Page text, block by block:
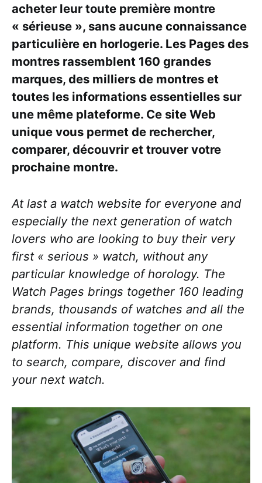
acheter leur toute première montre
« sérieuse », sans aucune connaissance
particulière en horlogerie. Les Pages des
montres rassemblent 160 grandes
marques, des milliers de montres et
toutes les informations essentielles sur
une même plateforme. Ce site Web
unique vous permet de rechercher,
comparer, découvrir et trouver votre
prochaine montre.
At last a watch website for everyone and
especially the next generation of watch
lovers who are looking to buy their very
first « serious » watch, without any
particular knowledge of horology. The
Watch Pages brings together 160 leading
brands, thousands of watches and all the
essential information together on one
platform. This unique website allows you
to search, compare, discover and find
your next watch.